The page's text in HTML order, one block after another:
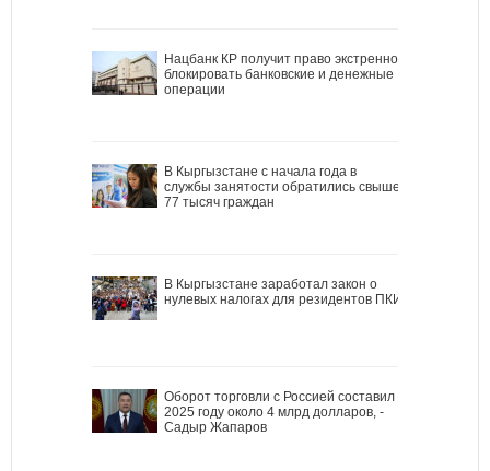
Нацбанк КР получит право экстренно
блокировать банковские и денежные
операции
В Кыргызстане с начала года в
службы занятости обратились свыше
77 тысяч граждан
В Кыргызстане заработал закон о
нулевых налогах для резидентов ПКИ
Оборот торговли с Россией составил в
2025 году около 4 млрд долларов, -
Садыр Жапаров